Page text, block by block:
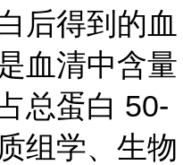
后得到的血
血清中含量
总蛋白 50-
组学、生物